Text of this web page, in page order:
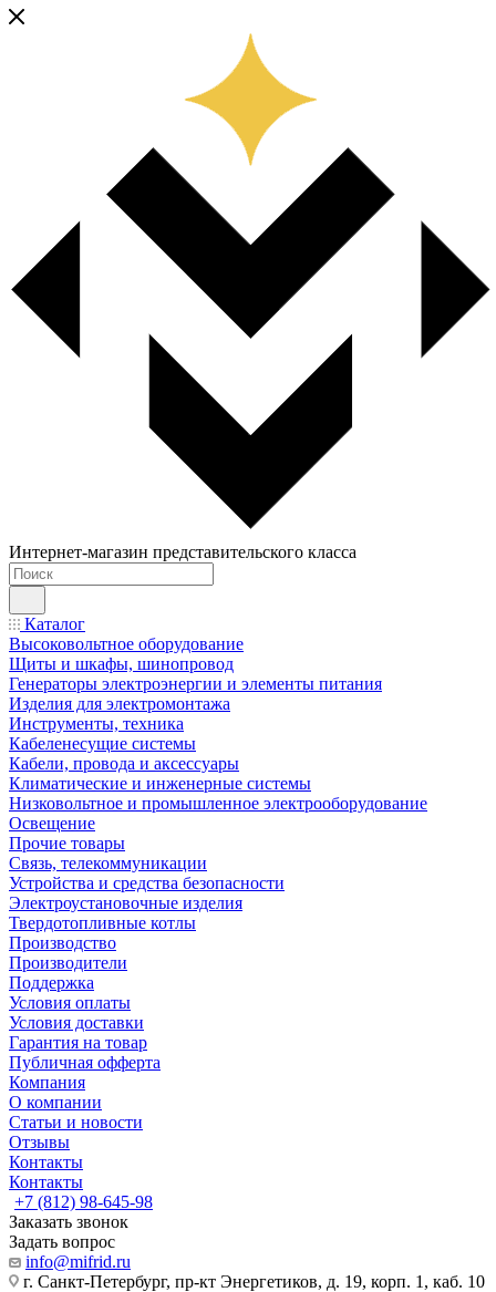
Интернет-магазин представительского класса
Каталог
Высоковольтное оборудование
Щиты и шкафы, шинопровод
Генераторы электроэнергии и элементы питания
Изделия для электромонтажа
Инструменты, техника
Кабеленесущие системы
Кабели, провода и аксессуары
Климатические и инженерные системы
Низковольтное и промышленное электрооборудование
Освещение
Прочие товары
Связь, телекоммуникации
Устройства и средства безопасности
Электроустановочные изделия
Твердотопливные котлы
Производство
Производители
Поддержка
Условия оплаты
Условия доставки
Гарантия на товар
Публичная офферта
Компания
О компании
Статьи и новости
Отзывы
Контакты
Контакты
+7 (812) 98-645-98
Заказать звонок
Задать вопрос
info@mifrid.ru
г. Санкт-Петербург, пр-кт Энергетиков, д. 19, корп. 1, каб. 10